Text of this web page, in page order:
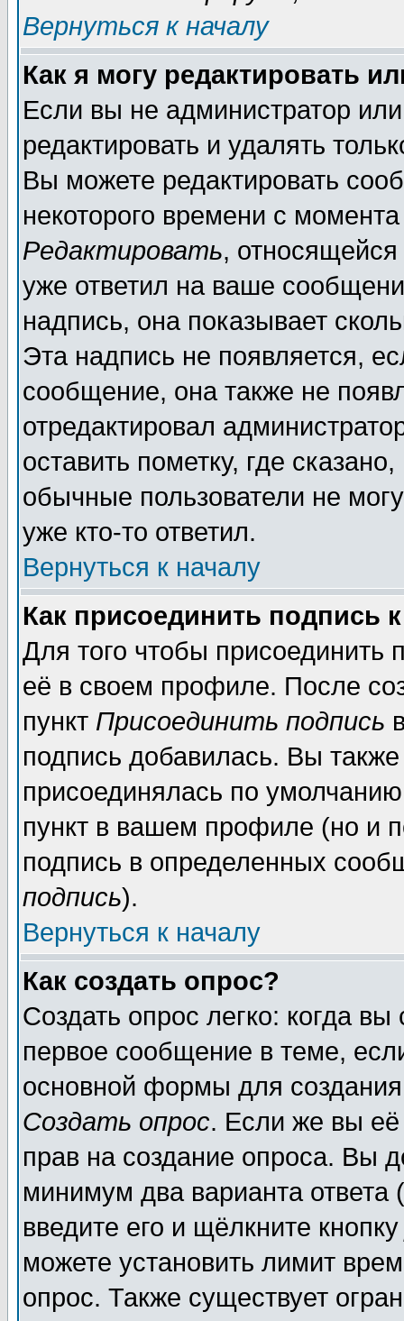
Вернуться к началу
Как я могу редактировать
Если вы не администратор
редактировать и удалять
Вы можете редактировать
некоторого времени с
Редактировать,
уже ответил на ваше
надпись, она показывает
Эта надпись не появляется,
сообщение, она также не
отредактировал
оставить пометку, где
обычные пользователи не
уже кто-то ответил.
Вернуться к началу
Как присоединить подпись
Для того чтобы присоединить
её в своем профиле. После
пункт Присоединить подпись
подпись добавилась. Вы
присоединялась по
пункт в вашем профиле (но и
подпись в определенных
подпись).
Вернуться к началу
Как создать опрос?
Создать опрос легко: когда
первое сообщение в теме,
основной формы для
Создать опрос. Если же вы её
прав на создание опроса. Вы
минимум два варианта ответа
введите его и щёлкните
можете установить лимит
опрос. Также существует